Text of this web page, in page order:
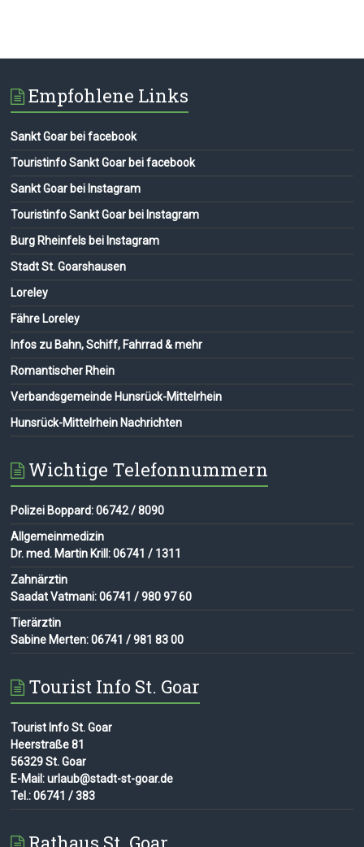
Empfohlene Links
Sankt Goar bei facebook
Touristinfo Sankt Goar bei facebook
Sankt Goar bei Instagram
Touristinfo Sankt Goar bei Instagram
Burg Rheinfels bei Instagram
Stadt St. Goarshausen
Loreley
Fähre Loreley
Infos zu Bahn, Schiff, Fahrrad & mehr
Romantischer Rhein
Verbandsgemeinde Hunsrück-Mittelrhein
Hunsrück-Mittelrhein Nachrichten
Wichtige Telefonnummern
Polizei Boppard: 06742 / 8090
Allgemeinmedizin
Dr. med. Martin Krill: 06741 / 1311
Zahnärztin
Saadat Vatmani: 06741 / 980 97 60
Tierärztin
Sabine Merten: 06741 / 981 83 00
Tourist Info St. Goar
Tourist Info St. Goar
Heerstraße 81
56329 St. Goar
E-Mail: urlaub@stadt-st-goar.de
Tel.: 06741 / 383